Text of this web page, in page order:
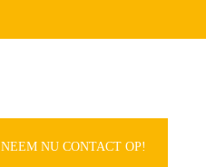
NEEM NU CONTACT OP!